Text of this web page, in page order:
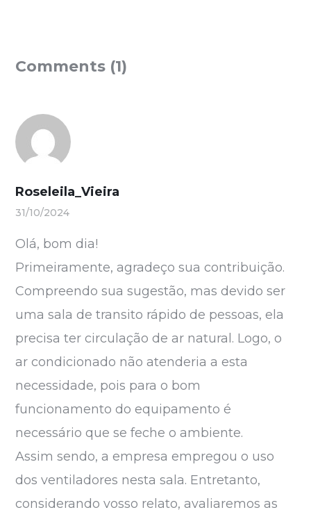
Comments (1)
Roseleila_Vieira
31/10/2024
Olá, bom dia!
Primeiramente, agradeço sua contribuição.
Compreendo sua sugestão, mas devido ser
uma sala de transito rápido de pessoas, ela
precisa ter circulação de ar natural. Logo, o
ar condicionado não atenderia a esta
necessidade, pois para o bom
funcionamento do equipamento é
necessário que se feche o ambiente.
Assim sendo, a empresa empregou o uso
dos ventiladores nesta sala. Entretanto,
considerando vosso relato, avaliaremos as